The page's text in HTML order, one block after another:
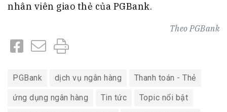
nhân viên giao thẻ của PGBank.
TheoPGBank
PGBank dịch vụ ngân hàng Thanh toán - Thẻ
ứng dụng ngân hàng Tin tức Topic nổi bật